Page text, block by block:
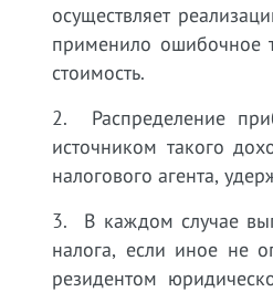
осуществляет
применило ошибочное
стоимость.
2. Распределение
источником такого
налогового агента,
3. В каждом случае
налога, если иное не
резидентом